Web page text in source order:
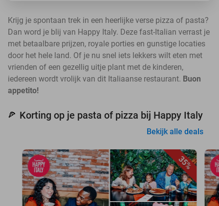
Krijg je spontaan trek in een heerlijke verse pizza of pasta?
Dan word je blij van Happy Italy. Deze fast-Italian verrast je
met betaalbare prijzen, royale porties en gunstige locaties
door het hele land. Of je nu snel iets lekkers wilt eten met
vrienden of een gezellig uitje plant met de kinderen,
iedereen wordt vrolijk van dit Italiaanse restaurant. Buon
appetito!
🍕 Korting op je pasta of pizza bij Happy Italy
Bekijk alle deals
35%